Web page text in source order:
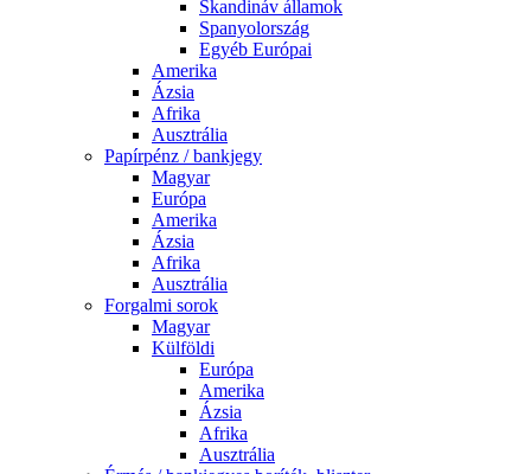
Skandináv államok
Spanyolország
Egyéb Európai
Amerika
Ázsia
Afrika
Ausztrália
Papírpénz / bankjegy
Magyar
Európa
Amerika
Ázsia
Afrika
Ausztrália
Forgalmi sorok
Magyar
Külföldi
Európa
Amerika
Ázsia
Afrika
Ausztrália